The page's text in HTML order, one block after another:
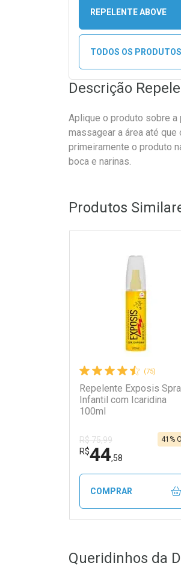
REPELENTE ABOVE
TODOS OS
Descrição
Aplique o produto sobre
massagear a área até
primeiramente o produto
boca e narinas.
Produtos
(75)
Repelente Exposis
Infantil com Icaridina
100ml
R$ 75,99
R$44,58
41%
COMPRAR
Queridinhos da